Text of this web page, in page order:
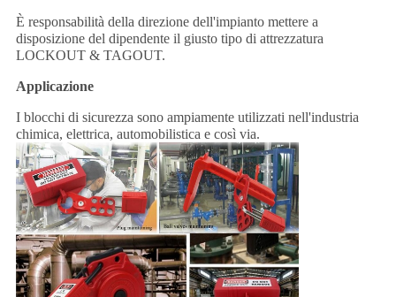
È responsabilità della direzione dell'impianto mettere a
disposizione del dipendente il giusto tipo di attrezzatura
LOCKOUT & TAGOUT.
Applicazione
I blocchi di sicurezza sono ampiamente utilizzati nell'industria
chimica, elettrica, automobilistica e così via.